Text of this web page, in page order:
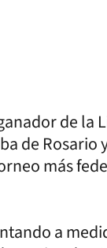
de la
de Rosario
más
a